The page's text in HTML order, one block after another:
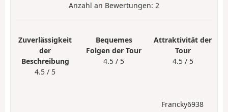
Anzahl an Bewertungen: 2
Zuverlässigkeit
der
Beschreibung
4.5 / 5
Bequemes
Folgen der Tour
4.5 / 5
Attraktivität der
Tour
4.5 / 5
Francky6938